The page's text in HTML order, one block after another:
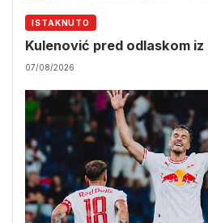
ISTAKNUTO
Kulenović pred odlaskom iz
07/08/2026